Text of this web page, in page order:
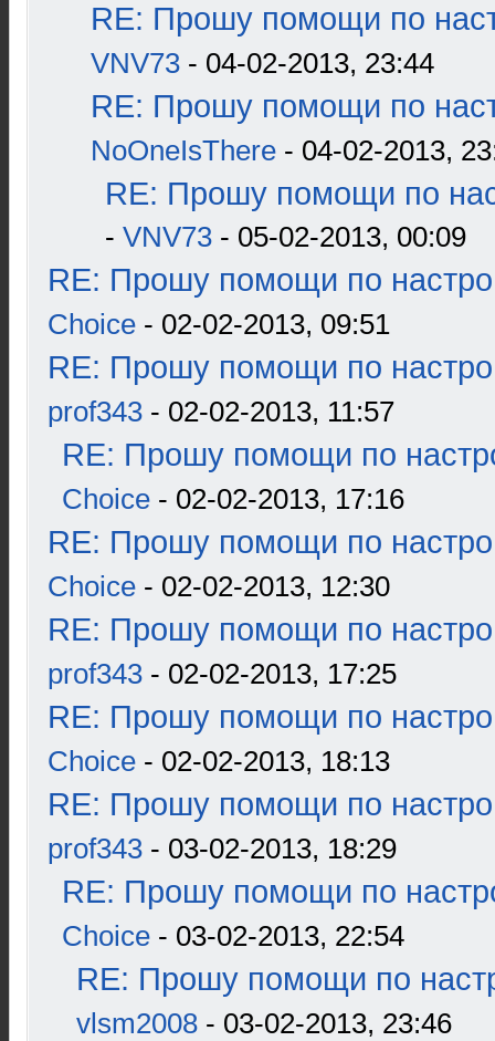
RE: Прошу помощи по
VNV73 - 04-02-2013, 23:44
RE: Прошу помощи по
NoOneIsThere - 04-02-2013,
RE: Прошу помощи по
- VNV73 - 05-02-2013, 00:09
RE: Прошу помощи по
Choice - 02-02-2013, 09:51
RE: Прошу помощи по
prof343 - 02-02-2013, 11:57
RE: Прошу помощи по
Choice - 02-02-2013, 17:16
RE: Прошу помощи по
Choice - 02-02-2013, 12:30
RE: Прошу помощи по
prof343 - 02-02-2013, 17:25
RE: Прошу помощи по
Choice - 02-02-2013, 18:13
RE: Прошу помощи по
prof343 - 03-02-2013, 18:29
RE: Прошу помощи по
Choice - 03-02-2013, 22:54
RE: Прошу помощи по
vlsm2008 - 03-02-2013, 23:46